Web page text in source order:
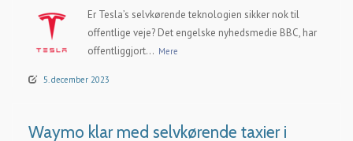
Er Tesla’s selvkørende teknologien sikker nok til
offentlige veje? Det engelske nyhedsmedie BBC, har
offentliggjort... Mere
5. december 2023
Waymo klar med selvkørende taxier i